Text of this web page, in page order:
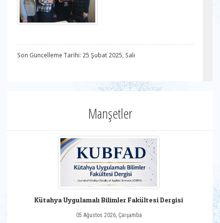
Son Güncelleme Tarihi: 25 Şubat 2025, Salı
Manşetler
Kütahya Uygulamalı Bilimler Fakültesi Dergisi
05 Ağustos 2026, Çarşamba